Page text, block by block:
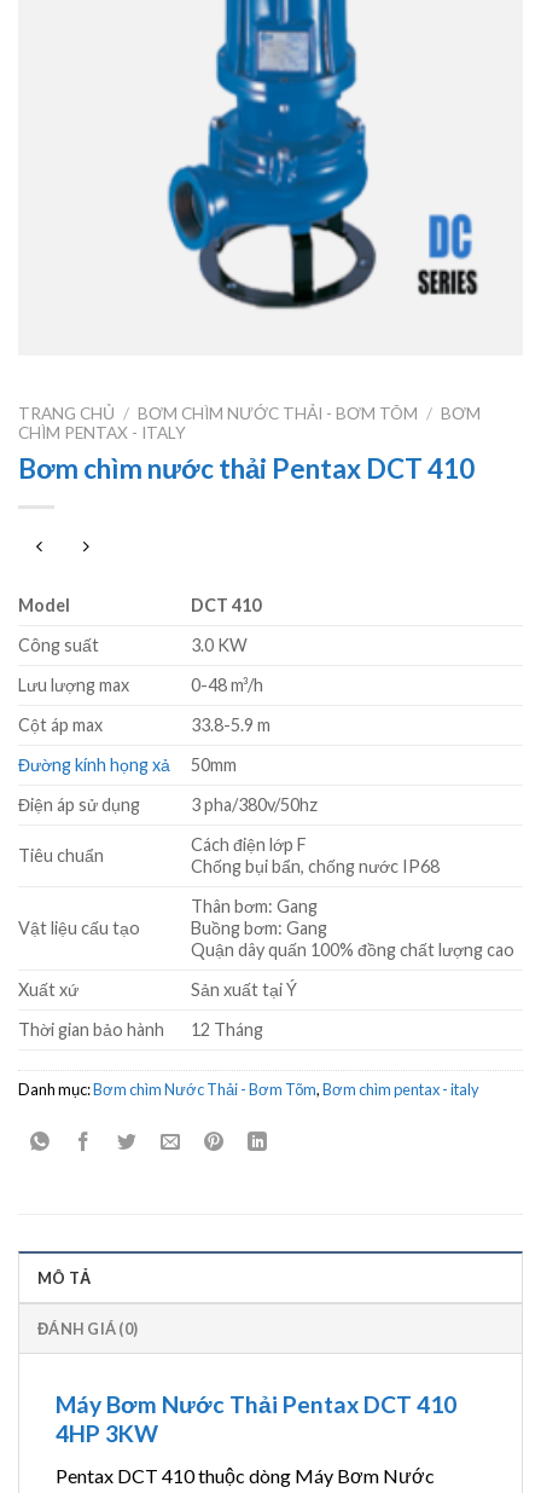
TRANG CHỦ / BƠM CHÌM NƯỚC THẢI - BƠM TÕM / BƠM
CHÌM PENTAX - ITALY
Bơm chìm nước thải Pentax DCT 410
Model
DCT 410
Công suất
3.0 KW
Lưu lượng max
0-48 m³/h
Cột áp max
33.8-5.9 m
Đường kính họng xả
50mm
Điện áp sử dụng
3 pha/380v/50hz
Tiêu chuẩn
Cách điện lớp F
Chống bụi bẩn, chống nước IP68
Vật liệu cấu tạo
Thân bơm: Gang
Buồng bơm: Gang
Quận dây quấn 100% đồng chất lượng cao
Xuất xứ
Sản xuất tại Ý
Thời gian bảo hành
12 Tháng
Danh mục:Bơm chìm Nước Thải - Bơm Tõm,Bơm chìm pentax - italy
MÔ TẢ
ĐÁNH GIÁ (0)
Máy Bơm Nước Thải Pentax DCT 410
4HP 3KW
Pentax DCT 410 thuộc dòng Máy Bơm Nước